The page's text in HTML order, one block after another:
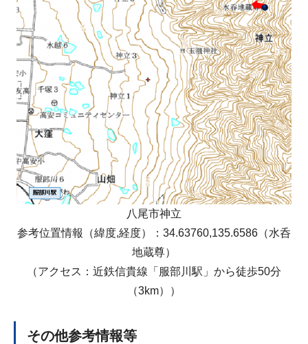
八尾市神立
参考位置情報（緯度,経度）：34.63760,135.6586（水呑
地蔵尊）
（アクセス：近鉄信貴線「服部川駅」から徒歩50分
（3km））
その他参考情報等